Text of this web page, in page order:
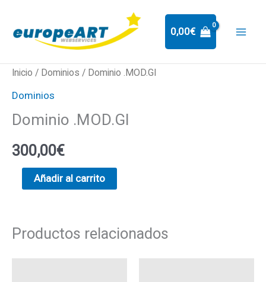
contenido
0,00€
Inicio / Dominios / Dominio .MOD.GI
Dominios
Dominio .MOD.GI
300,00€
Dominio
.MOD.GI
Añadir al carrito
Productos relacionados